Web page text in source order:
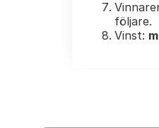
följare.
Vinst: